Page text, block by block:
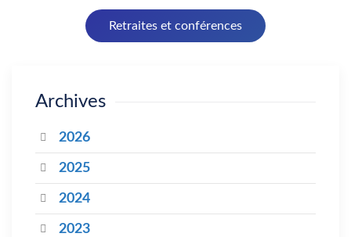
Retraites et conférences
Archives
2026
2025
2024
2023